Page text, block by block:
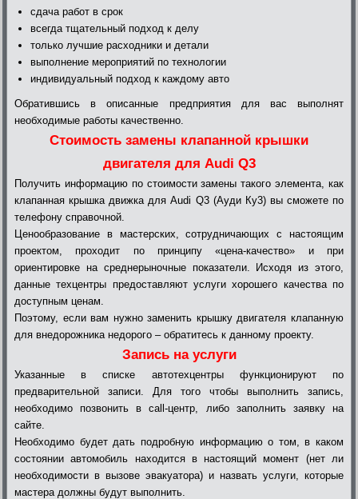
сдача работ в срок
всегда тщательный подход к делу
только лучшие расходники и детали
выполнение мероприятий по технологии
индивидуальный подход к каждому авто
Обратившись в описанные предприятия для вас выполнят
необходимые работы качественно.
Стоимость замены клапанной крышки
двигателя для Audi Q3
Получить информацию по стоимости замены такого элемента, как
клапанная крышка движка для Audi Q3 (Ауди Ку3) вы сможете по
телефону справочной.
Ценообразование в мастерских, сотрудничающих с настоящим
проектом, проходит по принципу «цена-качество» и при
ориентировке на среднерыночные показатели. Исходя из этого,
данные техцентры предоставляют услуги хорошего качества по
доступным ценам.
Поэтому, если вам нужно заменить крышку двигателя клапанную
для внедорожника недорого – обратитесь к данному проекту.
Запись на услуги
Указанные в списке автотехцентры функционируют по
предварительной записи. Для того чтобы выполнить запись,
необходимо позвонить в call-центр, либо заполнить заявку на
сайте.
Необходимо будет дать подробную информацию о том, в каком
состоянии автомобиль находится в настоящий момент (нет ли
необходимости в вызове эвакуатора) и назвать услуги, которые
мастера должны будут выполнить.